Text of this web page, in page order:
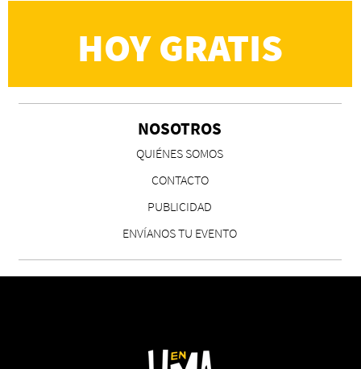
CS, de José María Salazar
Invitadxs EnLima
Reseña: Lienzos de Solobones
HOY GRATIS
NOSOTROS
QUIÉNES SOMOS
CONTACTO
PUBLICIDAD
ENVÍANOS TU EVENTO